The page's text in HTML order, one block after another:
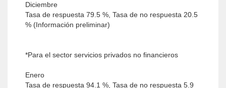
Diciembre
Tasa de respuesta 79.5 %, Tasa de no respuesta 20.5
% (Información preliminar)
*Para el sector servicios privados no financieros
Enero
Tasa de respuesta 94.1 %, Tasa de no respuesta 5.9